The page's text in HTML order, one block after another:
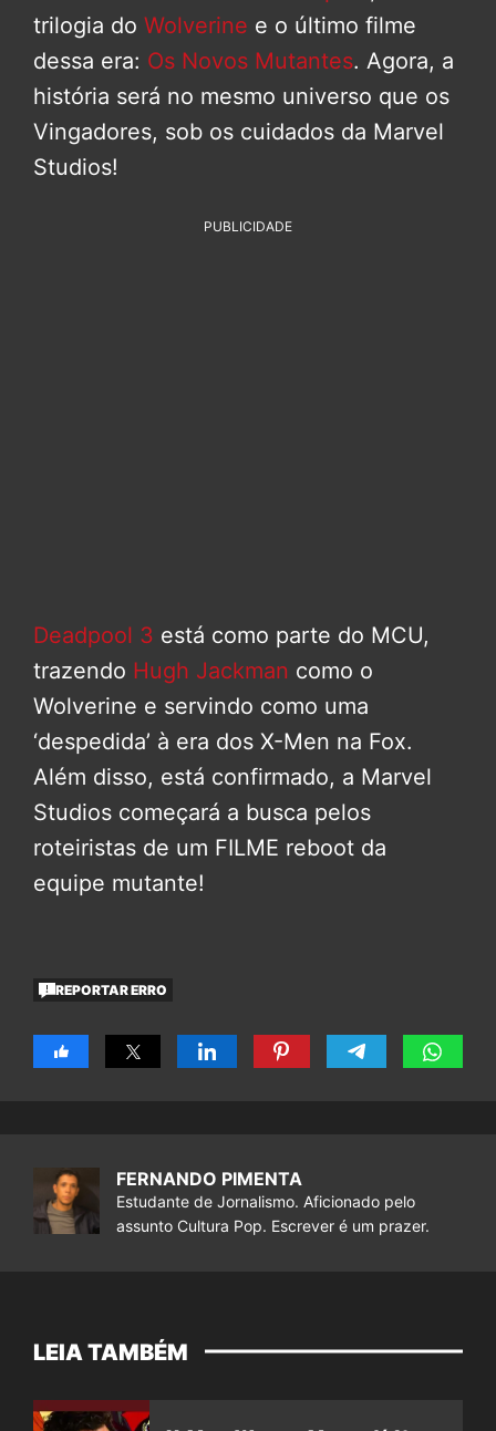
trilogia do Wolverine e o último filme
dessa era: Os Novos Mutantes. Agora, a
história será no mesmo universo que os
Vingadores, sob os cuidados da Marvel
Studios!
PUBLICIDADE
Deadpool 3 está como parte do MCU,
trazendo Hugh Jackman como o
Wolverine e servindo como uma
‘despedida’ à era dos X-Men na Fox.
Além disso, está confirmado, a Marvel
Studios começará a busca pelos
roteiristas de um FILME reboot da
equipe mutante!
REPORTAR ERRO
FERNANDO PIMENTA
Estudante de Jornalismo. Aficionado pelo
assunto Cultura Pop. Escrever é um prazer.
LEIA TAMBÉM